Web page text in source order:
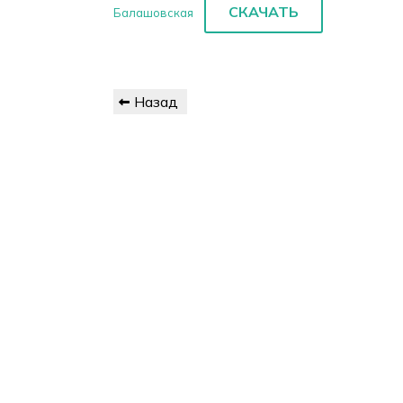
Балашовская СКАЧАТЬ
Навигация
по
Предыдущая
Назад